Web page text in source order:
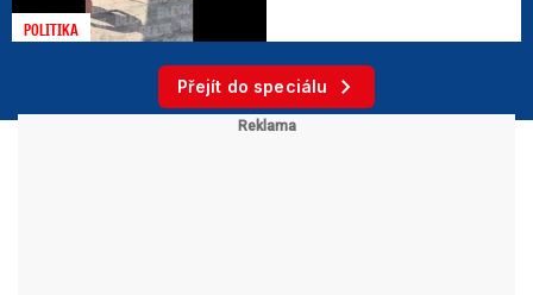
POLITIKA
Přejít do speciálu